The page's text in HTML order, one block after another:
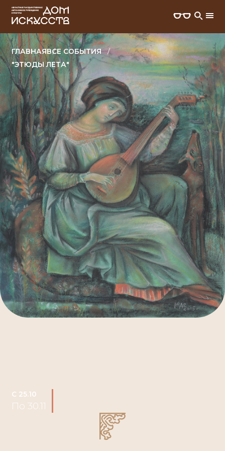
ГЛАВНАЯВСЕ СОБЫТИЯ
"ЭТЮДЫ ЛЕТА"
C 25.10
По 30.11